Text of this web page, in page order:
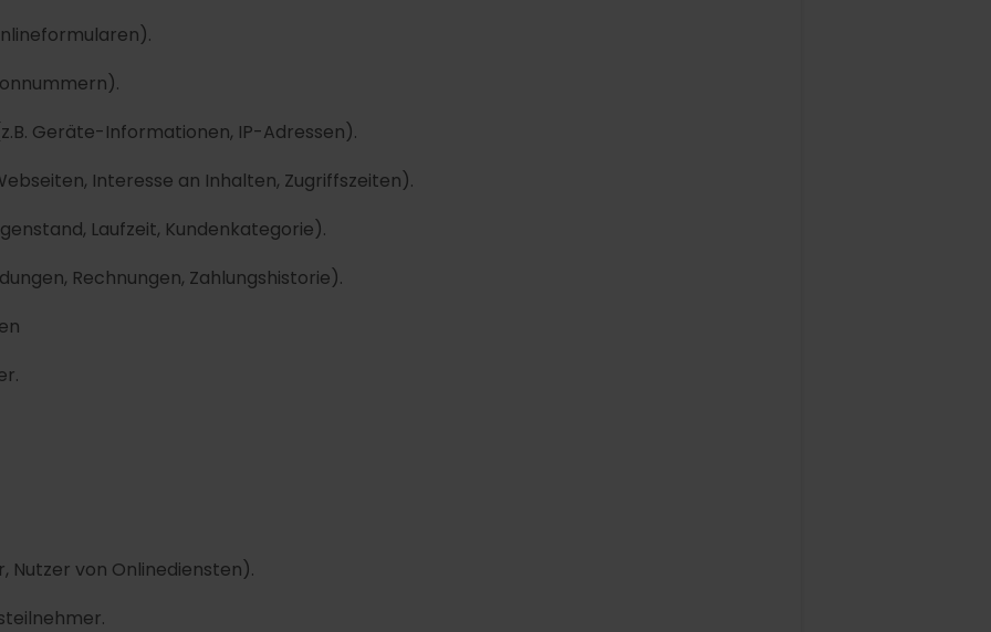
Geräte-Informationen, IP-Adressen).
Interesse an Inhalten, Zugriffszeiten).
Laufzeit, Kundenkategorie).
Rechnungen, Zahlungshistorie).
Nutzer von Onlinediensten).